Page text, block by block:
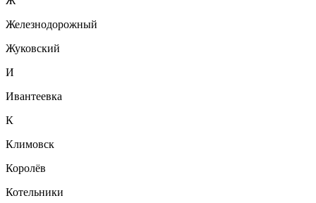
Железнодорожный
Жуковский
И
Ивантеевка
К
Климовск
Королёв
Котельники